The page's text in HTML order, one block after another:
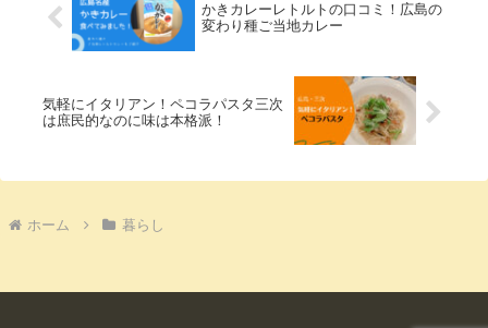
かきカレーレトルトの口コミ！広島の
変わり種ご当地カレー
気軽にイタリアン！ペコラパスタ三次
は庶民的なのに味は本格派！
ホーム 暮らし